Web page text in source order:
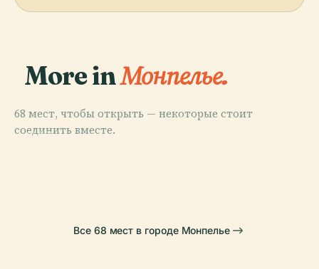
More inМонпелье.
68 мест, чтобы открыть — некоторые стоит
соединить вместе.
PLACE
PLACE
Все 68 мест в городе Монпелье